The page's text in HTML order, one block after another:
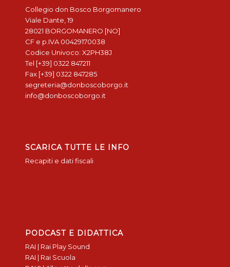
Collegio don Bosco Borgomanero
Viale Dante, 19
28021 BORGOMANERO [NO]
CF e p.IVA 00429170038
Codice Univoco: X2PH38J
Tel [+39] 0322 847211
Fax [+39] 0322 847285
segreteria@donboscoborgo.it
info@donboscoborgo.it
SCARICA TUTTE LE INFO
Recapiti e dati fiscali
PODCAST E DIDATTICA
RAI | Rai Play Sound
RAI | Rai Scuola